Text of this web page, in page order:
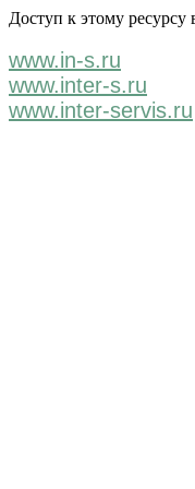
Доступ к этому ресурсу
www.in-s.ru
www.inter-s.ru
www.inter-servis.ru